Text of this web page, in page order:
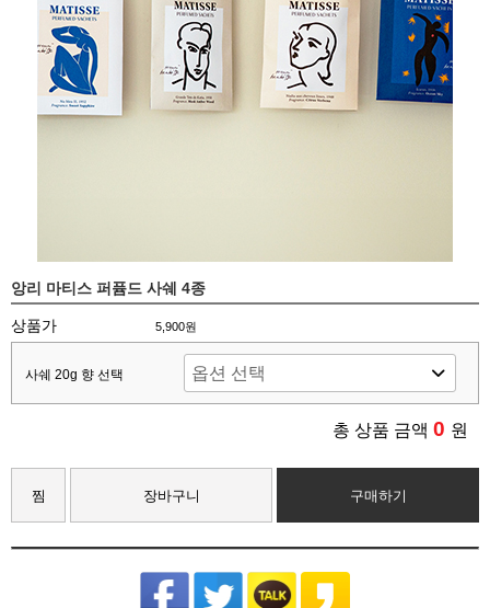
앙리 마티스 퍼퓸드 사쉐 4종
상품가 5,900원
사쉐 20g 향 선택
총 상품 금액 0 원
찜 장바구니 구매하기